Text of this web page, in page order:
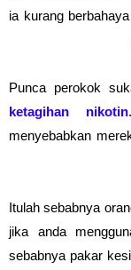
ia kurang
Punca perokok
ketagihan nikotin
menyebabkan
Itulah sebabnya
jika anda
sebabnya pakar